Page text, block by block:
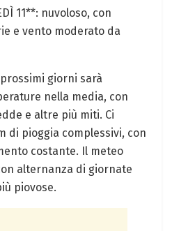
11**: nuvoloso, con
e vento ​moderato⁤ da
giorni sarà
nella media, con
e altre più miti. Ci
di pioggia complessivi, con
costante. Il meteo
alternanza ⁢di giornate
piovose.